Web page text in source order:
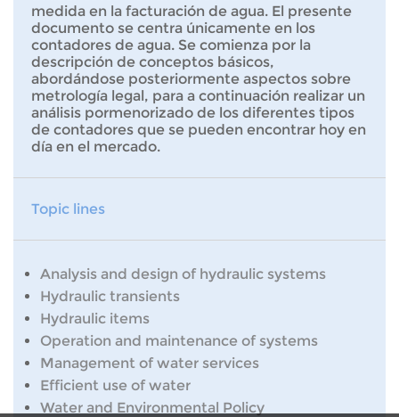
medida en la facturación de agua. El presente
documento se centra únicamente en los
contadores de agua. Se comienza por la
descripción de conceptos básicos,
abordándose posteriormente aspectos sobre
metrología legal, para a continuación realizar un
análisis pormenorizado de los diferentes tipos
de contadores que se pueden encontrar hoy en
día en el mercado.
Topic lines
Analysis and design of hydraulic systems
Hydraulic transients
Hydraulic items
Operation and maintenance of systems
Management of water services
Efficient use of water
Water and Environmental Policy